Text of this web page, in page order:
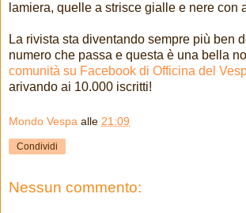
lamiera, quelle a strisce gialle e nere con
La rivista sta diventando sempre più ben
numero che passa e questa è una bella
comunità su Facebook di Officina del
arivando ai 10.000 iscritti!
Mondo Vespa alle 21:09
Condividi
Nessun commento: